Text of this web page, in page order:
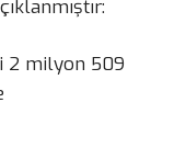
2 milyon 509